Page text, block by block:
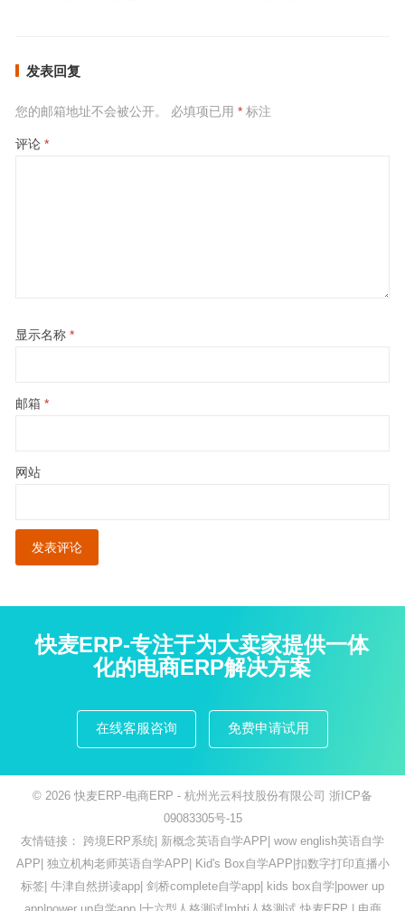
发表回复
您的邮箱地址不会被公开。 必填项已用 *标注
评论 *
显示名称 *
邮箱 *
网站
快麦ERP-专注于为大卖家提供一体
化的电商ERP解决方案
在线客服咨询 免费申请试用
© 2026 快麦ERP-电商ERP - 杭州光云科技股份有限公司 浙ICP备
09083305号-15
友情链接： 跨境ERP系统 新概念英语自学APP wow english英语自学
APP 独立机构老师英语自学APP Kid's Box自学APP 扣数字打印直播小
标签 牛津自然拼读app 剑桥complete自学app kids box自学 power up